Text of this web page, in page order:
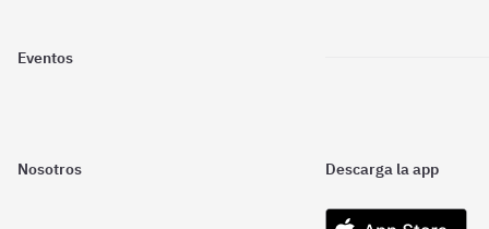
Eventos
Nosotros Descarga la app